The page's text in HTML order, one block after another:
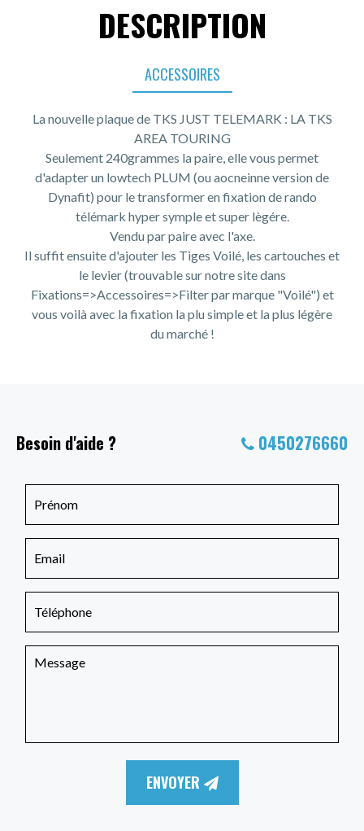
DESCRIPTION
ACCESSOIRES
La nouvelle plaque de TKS JUST TELEMARK : LA TKS
AREA TOURING
Seulement 240grammes la paire, elle vous permet
d'adapter un lowtech PLUM (ou aocneinne version de
Dynafit) pour le transformer en fixation de rando
télémark hyper symple et super lègére.
Vendu par paire avec l'axe.
Il suffit ensuite d'ajouter les Tiges Voilé, les cartouches et
le levier (trouvable sur notre site dans
Fixations=>Accessoires=>Filter par marque "Voilé") et
vous voilà avec la fixation la plu simple et la plus légère
du marché !
Besoin d'aide ? 0450276660
ENVOYER